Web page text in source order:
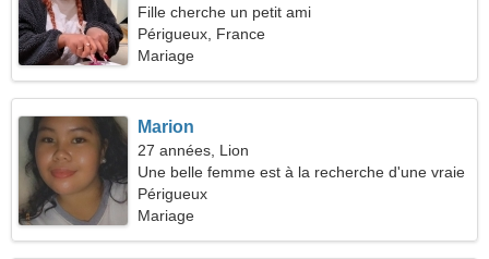
Fille cherche un petit ami
Périgueux, France
Mariage
Marion
27 années, Lion
Une belle femme est à la recherche d'une vraie
relation
Périgueux
Mariage